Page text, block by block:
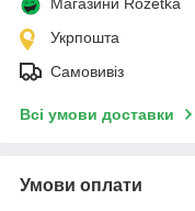
Укрпошта
Самовивіз
Всі умови доставки
Умови оплати